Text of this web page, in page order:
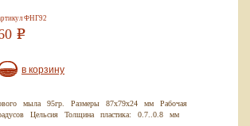
ФНГ92
Р
в корзину
мыла 95гр. Размеры 87х79х24 мм Рабочая
Цельсия Толщина пластика: 0.7..0.8 мм